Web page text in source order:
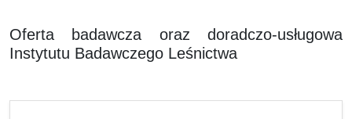
Oferta badawcza oraz doradczo-usługowa
Instytutu Badawczego Leśnictwa